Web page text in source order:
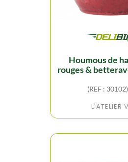
houmous de haricots
rouges &
(REF : 30102)
L'ATELIER V